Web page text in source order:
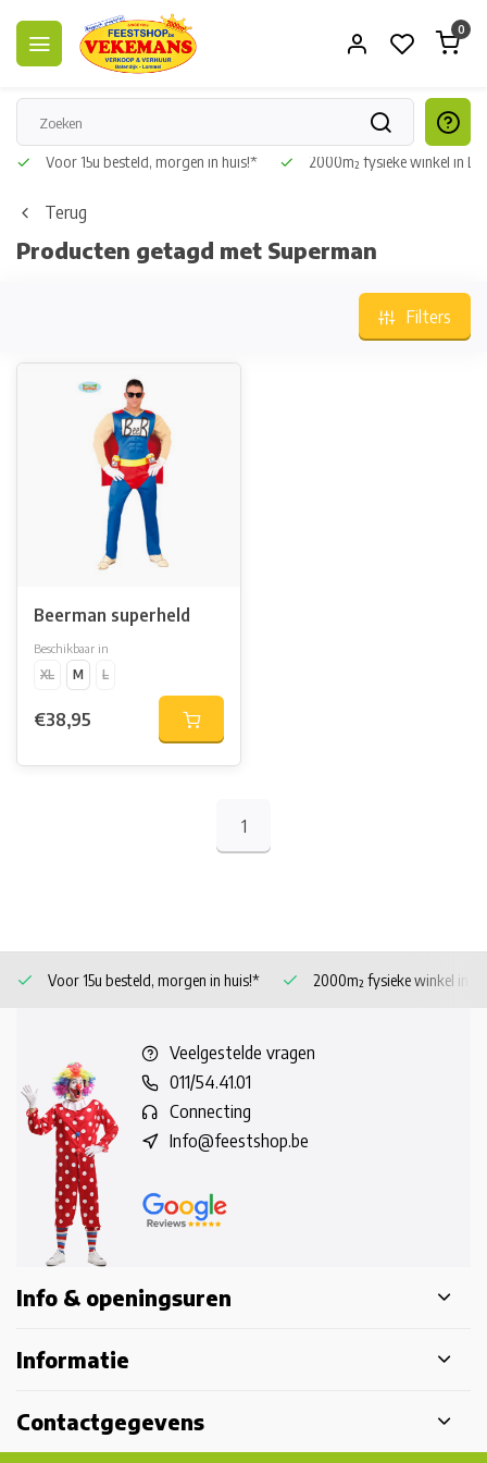
0
Voor 15u besteld, morgen in huis!* 2000m² fysieke winkel in
Terug
Producten getagd met Superman
Filters
Beerman superheld
Beschikbaar in
XL
M L
€38,95
1
Voor 15u besteld, morgen in huis!* 2000m² fysieke winkel in
Veelgestelde vragen
011/54.41.01
Connecting
Info@feestshop.be
Info & openingsuren
Informatie
Contactgegevens